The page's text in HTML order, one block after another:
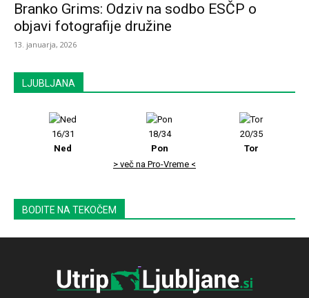
Branko Grims: Odziv na sodbo ESČP o
objavi fotografije družine
13. januarja, 2026
LJUBLJANA
16/31
Ned
18/34
Pon
20/35
Tor
> več na Pro-Vreme <
BODITE NA TEKOČEM